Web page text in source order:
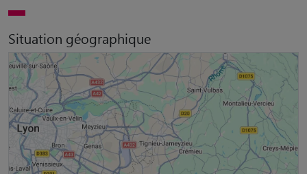
Situation géographique